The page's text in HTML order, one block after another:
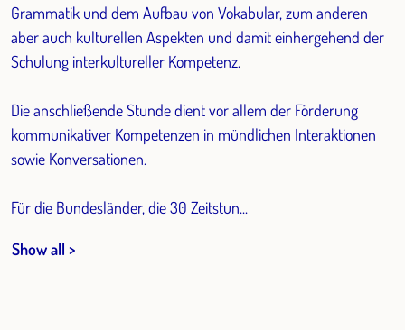
Grammatik und dem Aufbau von Vokabular, zum anderen
aber auch kulturellen Aspekten und damit einhergehend der
Schulung interkultureller Kompetenz.
Die anschließende Stunde dient vor allem der Förderung
kommunikativer Kompetenzen in mündlichen Interaktionen
sowie Konversationen.
Für die Bundesländer, die 30 Zeitstun...
Show all >